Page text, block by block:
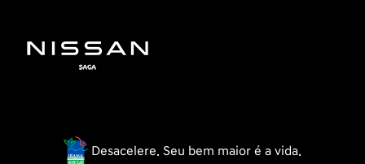
Desacelere. Seu bem maior é a vida.